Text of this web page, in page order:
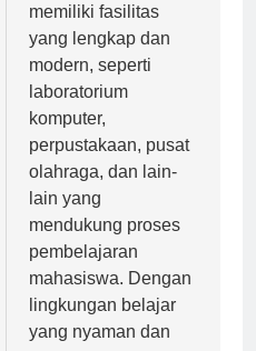
memiliki fasilitas
yang lengkap dan
modern, seperti
laboratorium
komputer,
perpustakaan, pusat
olahraga, dan lain-
lain yang
mendukung proses
pembelajaran
mahasiswa. Dengan
lingkungan belajar
yang nyaman dan